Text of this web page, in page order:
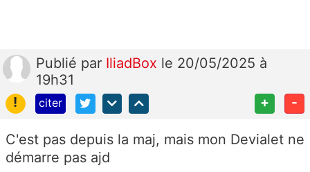
Publié par IliadBox le 20/05/2025 à
19h31
!
citer + -
C'est pas depuis la maj, mais mon Devialet ne
démarre pas ajd